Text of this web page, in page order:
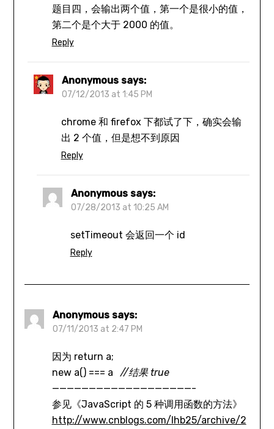
题目四，会输出两个值，第一个是很小的值，
第二个是个大于 2000 的值。
Reply
Anonymous says:
07/12/2013 at 1:45 PM
chrome 和 firefox 下都试了下，确实会输
出 2 个值，但是想不到原因
Reply
Anonymous says:
07/28/2013 at 10:25 AM
setTimeout 会返回一个 id
Reply
Anonymous says:
07/11/2013 at 2:47 PM
因为 return a;
new a() === a//结果 true
———————————————————-
参见《JavaScript 的 5 种调用函数的方法》
http://www.cnblogs.com/lhb25/archive/2